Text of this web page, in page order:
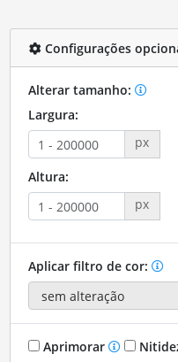
Configurações
Alterar tamanho:
Largura:
px
Altura:
px
Aplicar filtro de cor:
Aprimorar